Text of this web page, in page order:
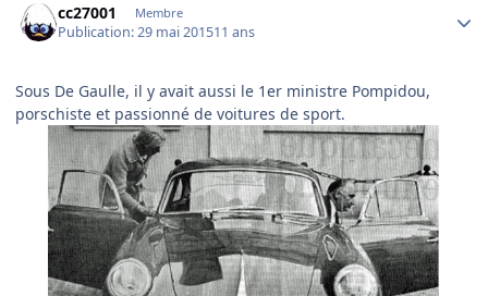
cc27001 Membre
Publication:29 mai 201511 ans
Sous De Gaulle, il y avait aussi le 1er ministre Pompidou,
porschiste et passionné de voitures de sport.